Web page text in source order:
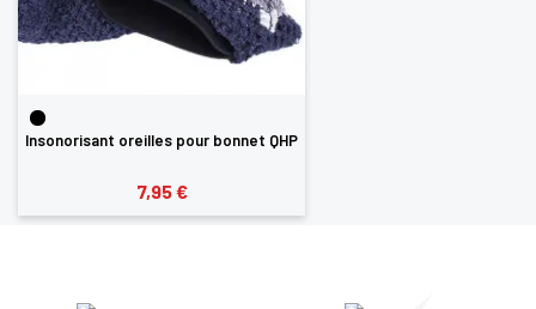
Insonorisant oreilles pour bonnet QHP
7,95 €